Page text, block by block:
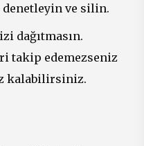
ve silin.
dağıtmasın.
takip edemezseniz
kalabilirsiniz.